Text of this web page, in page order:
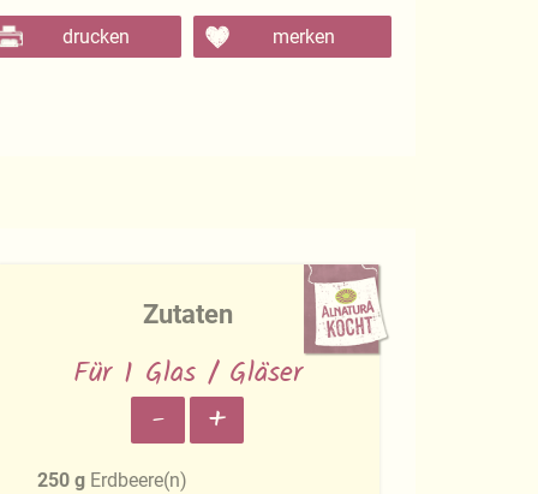
drucken merken
Zutaten
Für 1 Glas / Gläser
- +
250 g Erdbeere(n)